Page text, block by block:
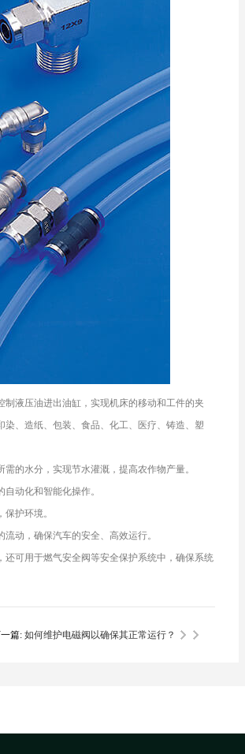
液压油进出油缸，实现机床的移动和工件的夹
、造纸、包装、食品、化工、医疗、铸造、塑
的水分，实现节水灌溉，提高农作物产量。
动化和智能化操作。
护环境。
动，确保汽车的安全、高效运行。
可用于燃气安全阀等安全保护系统中，确保系统
篇: 如何维护电磁阀以确保其正常运行？